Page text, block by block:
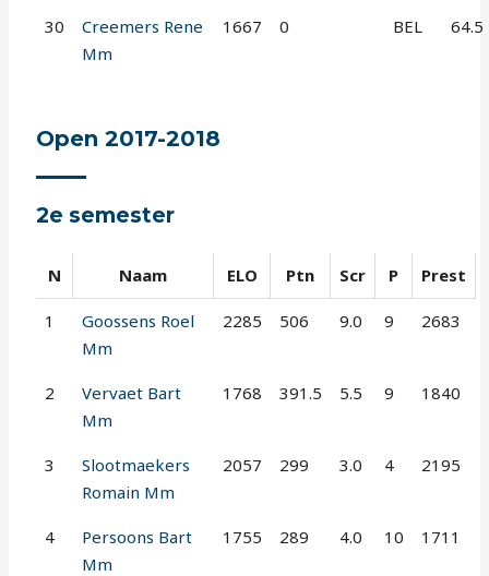
30
Creemers Rene
Mm
1667 0 BEL 64.5
Open 2017-2018
2e semester
N Naam ELO Ptn Scr P Prest
1
Goossens Roel
Mm
2285 506 9.0 9 2683
2
Vervaet Bart
Mm
1768 391.5 5.5 9 1840
3
Slootmaekers
Romain Mm
2057 299 3.0 4 2195
4
Persoons Bart
Mm
1755 289 4.0 10 1711